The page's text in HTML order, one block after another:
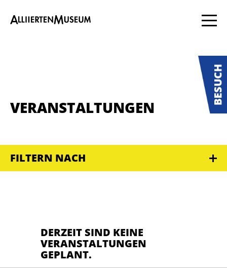
VERANSTALTUNGEN
FILTERN NACH
DERZEIT SIND KEINE
VERANSTALTUNGEN
GEPLANT.